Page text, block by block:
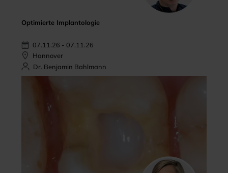
Optimierte Implantologie
07.11.26 - 07.11.26
Hannover
Dr. Benjamin Bahlmann